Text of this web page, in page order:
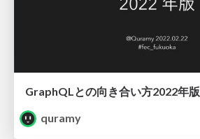
GraphQLとの向き合い方2022年版
quramy